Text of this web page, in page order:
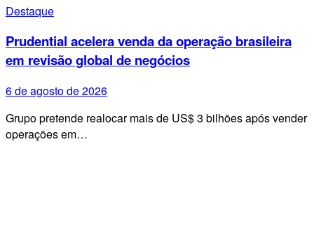
Destaque
Prudential acelera venda da operação brasileira
em revisão global de negócios
6 de agosto de 2026
Grupo pretende realocar mais de US$ 3 bilhões após vender
operações em…